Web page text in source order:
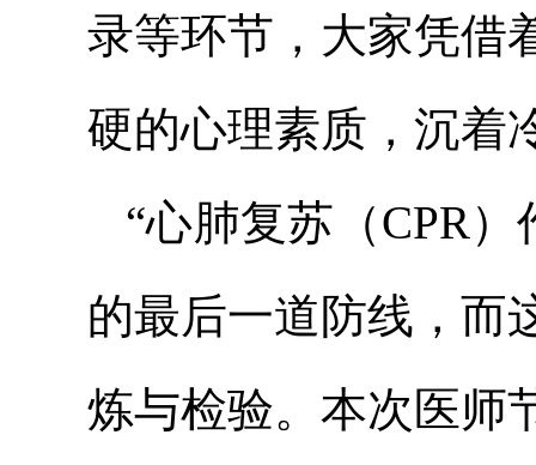
录等环节，大家凭借
硬的心理素质，沉着
“心肺复苏（CPR
的最后一道防线，而
炼与检验。本次医师